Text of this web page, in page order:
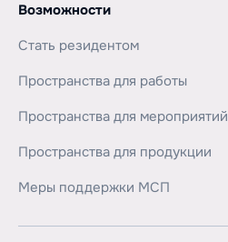
Возможности
Стать резидентом
Пространства для работы
Пространства для мероприятий
Пространства для продукции
Меры поддержки МСП